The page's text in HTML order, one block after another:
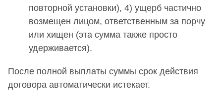
повторной установки), 4) ущерб частично
возмещен лицом, ответственным за порчу
или хищен (эта сумма также просто
удерживается).
После полной выплаты суммы срок действия
договора автоматически истекает.